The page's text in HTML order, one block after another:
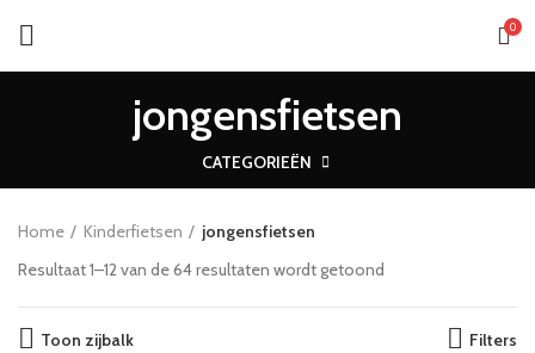
0
jongensfietsen
CATEGORIEËN
Home Kinderfietsen
jongensfietsen
Resultaat 1–12 van de 64 resultaten wordt getoond
Toon zijbalk Filters